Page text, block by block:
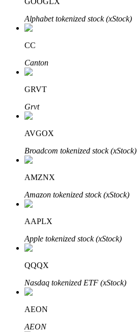
享受活期理財及長期收益
學習理財
了解如何賺取穩定收入
Alphabet tokenized stock (xStock)
CC
Canton
GRVT
Grvt
AVGOX
Broadcom tokenized stock (xStock)
AMZNX
Amazon tokenized stock (xStock)
AAPLX
Apple tokenized stock (xStock)
QQQX
Nasdaq tokenized ETF (xStock)
AEON
AEON